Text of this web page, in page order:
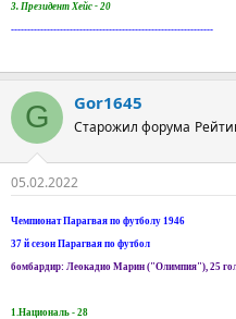
3. Президент Хейс - 20
--------------------------------------------------------------
G Gor1645
Старожил форума
05.02.2022
Чемпионат Парагвая по футболу 1946
37 й сезон Парагвая по футбол
бомбардир: Леокадио Марин ("Олимпия"), 25
1.Националь - 28